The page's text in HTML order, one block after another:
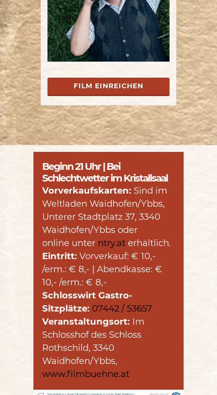
FILM EINREICHEN
Beginn 21 Uhr | Bei
Schlechtwetter im Kristallsaal
Vorverkaufskarten: Sind im
Weltladen Waidhofen/Ybbs,
Unterer Stadtplatz 37, 3340
Waidhofen/Ybbs oder
online unter ntry.at erhältlich.
Eintritt:Vorverkauf: € 10,-
/erm.: € 8,- | Abendkasse: €
10,- /erm.: € 8,-
Schlosswirt Gastro-
Sitzplätze: 07442 / 53657
Veranstaltungsort: Im
Schlosshof des Schloss
Rothschild, 3340
Waidhofen/Ybbs,
www.filmbuehne.at